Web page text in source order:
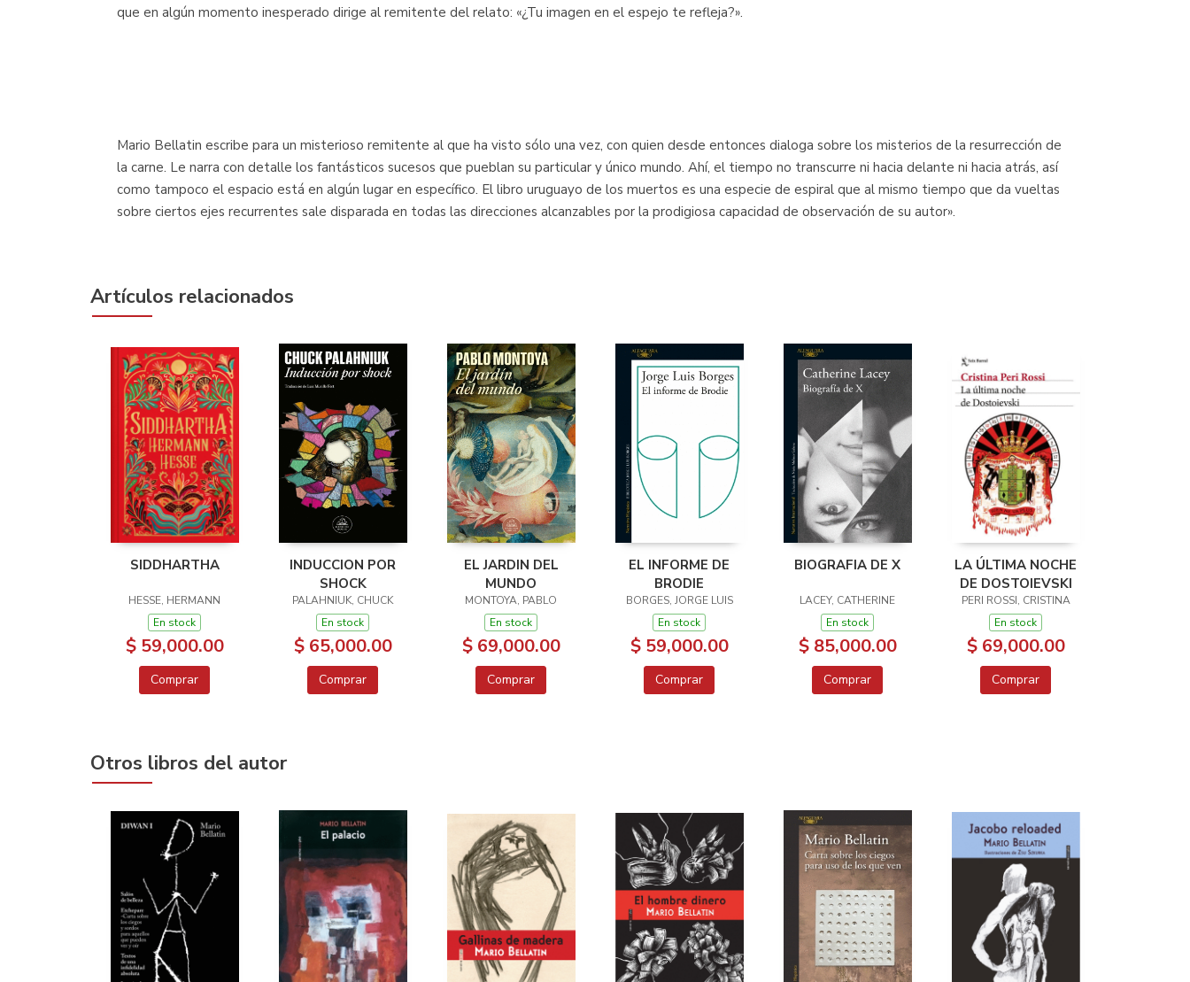
que en algún momento inesperado dirige al remitente del relato: «¿Tu imagen en el espejo te refleja?».
Mario Bellatin escribe para un misterioso remitente al que ha visto sólo una vez, con quien desde entonces dialoga sobre los misterios de la resurrección de
la carne. Le narra con detalle los fantásticos sucesos que pueblan su particular y único mundo. Ahí, el tiempo no transcurre ni hacia delante ni hacia atrás, así
como tampoco el espacio está en algún lugar en específico. El libro uruguayo de los muertos es una especie de espiral que al mismo tiempo que da vueltas
sobre ciertos ejes recurrentes sale disparada en todas las direcciones alcanzables por la prodigiosa capacidad de observación de su autor».
Artículos relacionados
SIDDHARTHA
HESSE, HERMANN
En stock
$ 59,000.00
Comprar
INDUCCION POR
SHOCK
PALAHNIUK, CHUCK
En stock
$ 65,000.00
Comprar
EL JARDIN DEL
MUNDO
MONTOYA, PABLO
En stock
$ 69,000.00
Comprar
EL INFORME DE
BRODIE
BORGES, JORGE LUIS
En stock
$ 59,000.00
Comprar
BIOGRAFIA DE X
LACEY, CATHERINE
En stock
$ 85,000.00
Comprar
LA ÚLTIMA NOCHE
DE DOSTOIEVSKI
PERI ROSSI, CRISTINA
En stock
$ 69,000.00
Comprar
Otros libros del autor